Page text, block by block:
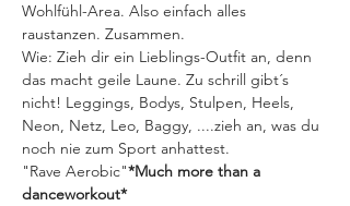
Wohlfühl-Area. Also einfach alles
raustanzen. Zusammen.
Wie: Zieh dir ein Lieblings-Outfit an, denn
das macht geile Laune. Zu schrill gibt´s
nicht! Leggings, Bodys, Stulpen, Heels,
Neon, Netz, Leo, Baggy, ....zieh an, was du
noch nie zum Sport anhattest.
"Rave Aerobic"*Much more than a
danceworkout*